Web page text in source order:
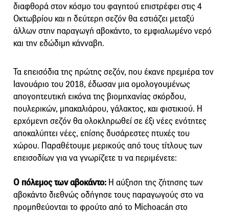
διαφθορά στον κόσμο του φαγητού επιστρέφει στις 4
Οκτωβρίου και η δεύτερη σεζόν θα εστιάζει μεταξύ
άλλων στην παραγωγή αβοκάντο, το εμφιαλωμένο νερό
και την εδώδιμη κάνναβη.
Τα επεισόδια της πρώτης σεζόν, που έκανε πρεμιέρα τον
Ιανουάριο του 2018, έδωσαν μια ομολογουμένως
απογοητευτική εικόνα της βιομηχανίας σκόρδου,
πουλερικών, μπακαλιάρου, γάλακτος, και φιστικιού. Η
ερχόμενη σεζόν θα ολοκληρωθεί σε έξι νέες ενότητες
αποκαλύπτει νέες, επίσης δυσάρεστες πτυχές του
χώρου. Παραθέτουμε μερικούς από τους τίτλους των
επεισοδίων για να γνωρίζετε τι να περιμένετε:
Ο πόλεμος των αβοκάντο: Η αύξηση της ζήτησης των
αβοκάντο διεθνώς οδήγησε τους παραγωγούς στο να
προμηθεύονται το φρούτο από το Michoacán στο